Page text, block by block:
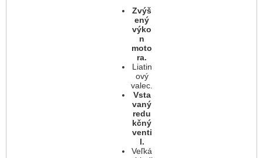
Zvýš
ený
výko
n
moto
ra.
Liatin
ový
valec.
Vsta
vaný
redu
kčný
venti
l.
Veľká